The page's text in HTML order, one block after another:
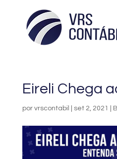
Eireli Chega
por vrscontabil set 2, 2021